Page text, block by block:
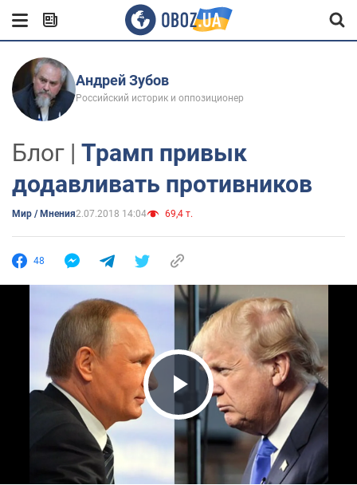
Андрей Зубов
Российский историк и оппозиционер
Блог | Трамп привык
додавливать противников
Мир / Мнения2.07.2018 14:04 69,4 т.
48
Play Video